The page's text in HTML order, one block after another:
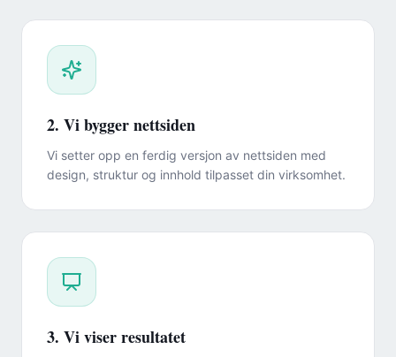
2. Vi bygger nettsiden
Vi setter opp en ferdig versjon av nettsiden med
design, struktur og innhold tilpasset din virksomhet.
3. Vi viser resultatet